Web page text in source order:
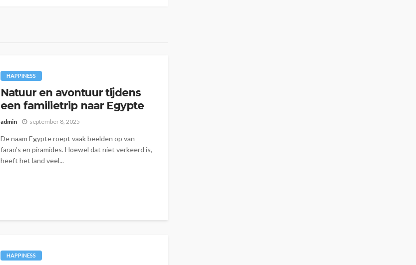
HAPPINESS
Natuur en avontuur tijdens
een familietrip naar Egypte
admin september 8, 2025
De naam Egypte roept vaak beelden op van
farao’s en piramides. Hoewel dat niet verkeerd is,
heeft het land veel...
HAPPINESS